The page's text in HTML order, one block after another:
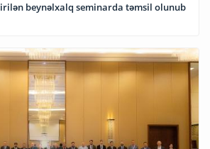
beynəlxalq seminarda təmsil olunub